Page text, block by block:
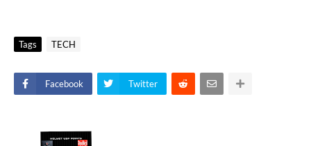
Tags TECH
Facebook Twitter